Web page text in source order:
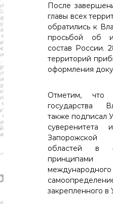
После
главы всех
обратились к
просьбой об
состав России.
территорий
оформления
Отметим, что
государства
также подписал
суверенитета
областей в
закрепленного